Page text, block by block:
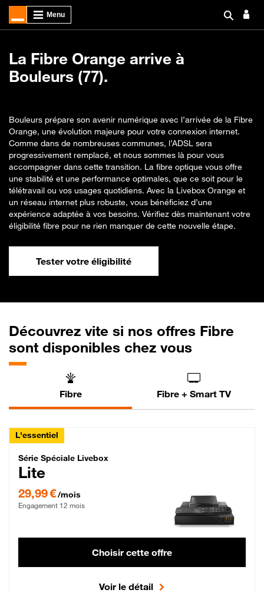
La Fibre Orange arrive à
Bouleurs (77).
Bouleurs prépare son avenir numérique avec l’arrivée de la Fibre
Orange, une évolution majeure pour votre connexion internet.
Comme dans de nombreuses communes, l’ADSL sera
progressivement remplacé, et nous sommes là pour vous
accompagner dans cette transition. La fibre optique vous offre
une stabilité et une performance optimales, que ce soit pour le
télétravail ou vos usages quotidiens. Avec la Livebox Orange et
un réseau internet plus robuste, vous bénéficiez d’une
expérience adaptée à vos besoins. Vérifiez dès maintenant votre
éligibilité fibre pour ne rien manquer de cette nouvelle étape.
Tester votre éligibilité
Découvrez vite si nos offres Fibre
sont disponibles chez vous
Fibre Fibre + Smart TV
L'essentiel
Série Spéciale Livebox Lite Fibre
Série Spéciale Livebox
Lite
29,99 €/mois
Engagement 12 mois
Choisir cette offre
Voir le détail